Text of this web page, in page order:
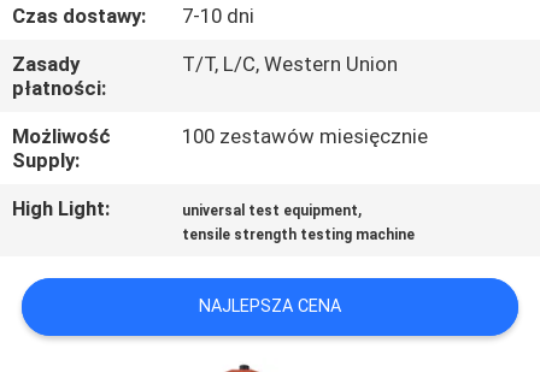
SIĘ
Z
NAMI
WYCENĘ
Czas dostawy:
7-10 dni
Zasady
płatności:
T/T, L/C, Western Union
Możliwość
Supply:
100 zestawów miesięcznie
High Light: universal test equipment,
tensile strength testing machine
NAJLEPSZA CENA